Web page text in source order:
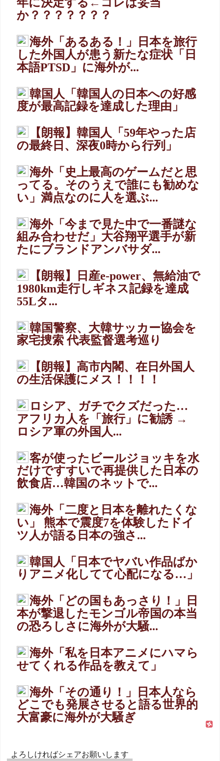
か？？？？？？？
海外「あるある！」日本を旅行
した外国人が患う新たな症状「日
本語PTSD」に海外が...
韓国人「韓国人の日本への好感
度が最高記録を達成した理由」
【朗報】韓国人「59年やった店
の最終日、深夜0時から行列」
海外「史上最高のゲームだと思
ってる。そのうえで誰にも勧めな
い」満点なのに人を選ぶ...
海外「今まで見た中で一番謎な
組み合わせだ」大谷翔平選手が新
たにブランドアンバサダ...
【朗報】日産e-power、無給油で
1980km走行しギネス記録を達成
55Lタ...
韓国警察、大韓サッカー協会を
家宅捜索 代表監督選考巡り
【朗報】高市内閣、在日外国人
の生活保護にメス！！！！
ロシア、ガチでクズだった…
アフリカ人を「旅行」に勧誘 →
ロシア軍の外国人...
客が使ったビールジョッキを水
だけですすいで再提供した日本の
飲食店…韓国のネットで...
海外「二度と日本を離れたくな
い」 熊本で震度7を体験したドイ
ツ人が語る日本の強さ...
韓国人「日本でヤバい作品ばか
りアニメ化してて心配になる…」
海外「どの国もあっさり！」日
本が撃退したモンゴル帝国の本当
の恐ろしさに海外が大騒...
海外「私を日本アニメにハマら
せてくれる作品を教えて」
海外「その通り！」日本人なら
どこでも発展させると語る世界的
大富豪に海外が大騒ぎ
よろしければシェアお願いします